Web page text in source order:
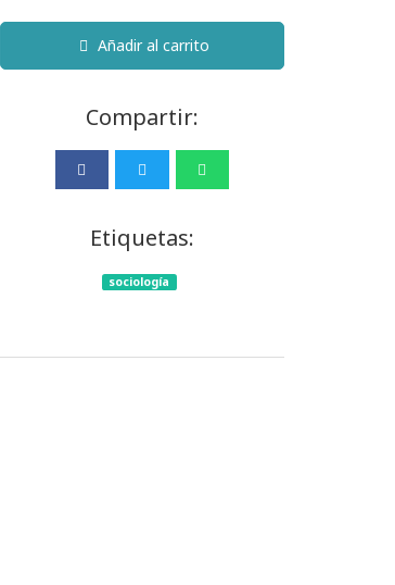
Añadir al carrito
Compartir:
Etiquetas:
sociología